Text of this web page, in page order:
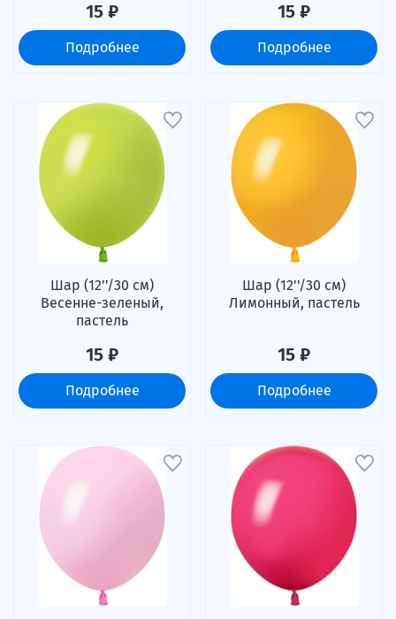
15 ₽
Подробнее
15 ₽
Подробнее
Шар (12''/30 см)
Весенне-зеленый,
пастель
15 ₽
Подробнее
Шар (12''/30 см)
Лимонный, пастель
15 ₽
Подробнее